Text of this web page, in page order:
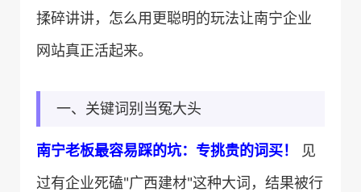
揉碎讲讲，怎么用更聪明的玩法让南宁企业
网站真正活起来。
一、关键词别当冤大头
​南宁老板最容易踩的坑：专挑贵的词买！​
​ 见
过有企业死磕"广西建材"这种大词，结果被行